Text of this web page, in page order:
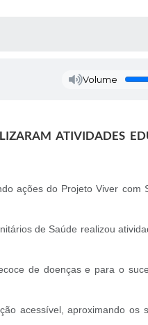
Volume
ATIVIDADES
ações do Projeto Viver com
de Saúde realizou
de doenças e para o
acessível, aproximando os